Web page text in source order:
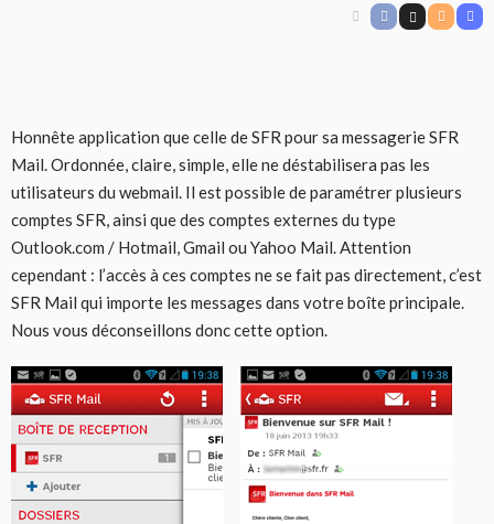
Honnête application que celle de SFR pour sa messagerie SFR
Mail. Ordonnée, claire, simple, elle ne déstabilisera pas les
utilisateurs du webmail. Il est possible de paramétrer plusieurs
comptes SFR, ainsi que des comptes externes du type
Outlook.com / Hotmail, Gmail ou Yahoo Mail. Attention
cependant : l’accès à ces comptes ne se fait pas directement, c’est
SFR Mail qui importe les messages dans votre boîte principale.
Nous vous déconseillons donc cette option.